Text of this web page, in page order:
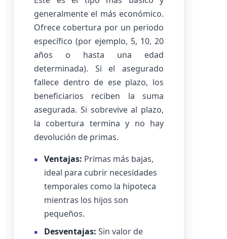
generalmente el más económico.
Ofrece cobertura por un periodo
específico (por ejemplo, 5, 10, 20
años o hasta una edad
determinada). Si el asegurado
fallece dentro de ese plazo, los
beneficiarios reciben la suma
asegurada. Si sobrevive al plazo,
la cobertura termina y no hay
devolución de primas.
Ventajas: Primas más bajas,
ideal para cubrir necesidades
temporales como la hipoteca
mientras los hijos son
pequeños.
Desventajas: Sin valor de